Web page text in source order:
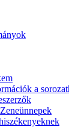
a